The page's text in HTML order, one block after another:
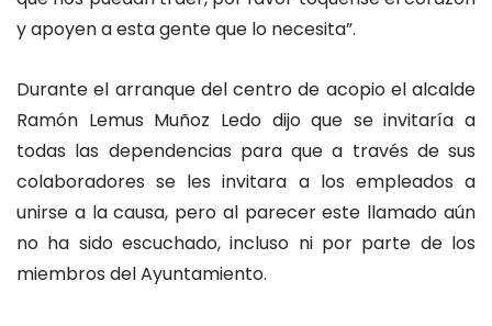
y apoyen a esta gente que lo necesita”.
Durante el arranque del centro de acopio el alcalde
Ramón Lemus Muñoz Ledo dijo que se invitaría a
todas las dependencias para que a través de sus
colaboradores se les invitara a los empleados a
unirse a la causa, pero al parecer este llamado aún
no ha sido escuchado, incluso ni por parte de los
miembros del Ayuntamiento.